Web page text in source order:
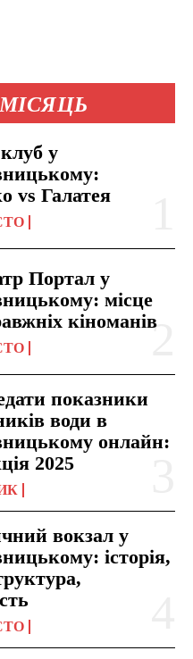
у
vs Галатея
Портал у
місце
кіноманів
показники
води в
онлайн:
2025
вокзал у
історія,